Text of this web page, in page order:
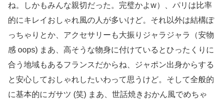
ね。しかもみんな親切だった。完璧かよw）、パリは比率
的にキレイおしゃれ風の人が多いけど。それ以外は結構ぽ
っちゃりとか、アクセサリーも大振りジャラジャラ（安物
感 oops) まあ、高そうな物身に付けているとひったくりに
合う地域もあるフランスだからね、ジャポン出身からする
と安心しておしゃれしたいわって思うけど。そして全般的
に基本的にガサツ (笑) まあ、世話焼きおかん風でめちゃ